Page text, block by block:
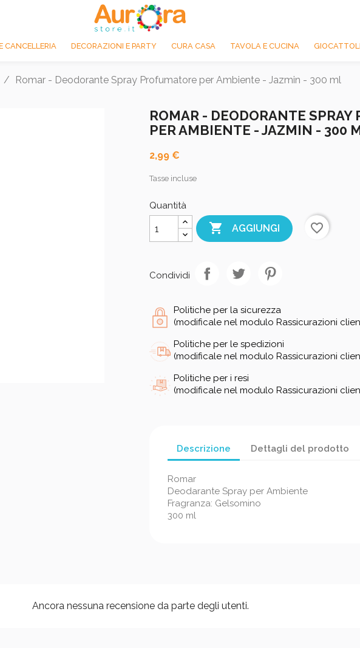
CANCELLERIA DECORAZIONI E PARTY CURA CASA TAVOLA E CUCINA GIOCATTOLI
Romar - Deodorante Spray Profumatore per Ambiente - Jazmin - 300 ml
ROMAR - DEODORANTE SPRAY
PER AMBIENTE - JAZMIN - 300
2,99 €
Tasse incluse
Quantità
 AGGIUNGI favorite_border
Condividi
Politiche per la sicurezza
(modificale nel modulo Rassicurazioni
Politiche per le spedizioni
(modificale nel modulo Rassicurazioni
Politiche per i resi
(modificale nel modulo Rassicurazioni
Descrizione Dettagli del prodotto
Romar
Deodarante Spray per Ambiente
Fragranza: Gelsomino
300 ml
Ancora nessuna recensione da parte degli utenti.